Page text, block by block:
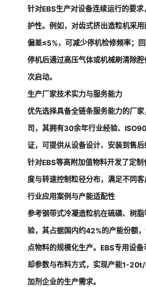
针对EBS生产对设备连续运行的要
护性。例如，对齿式挤出造粒机采
偏差≤5%，可减少停机检修频率；
停机后通过高压气体或机械刷清除
次启动。
生产厂家技术实力与服务能力
优先选择具备全链条服务能力的厂
司，其拥有30余年行业经验、
证，可提供从设备设计、安装到售
针对EBS等高附加值物料开发了定
度与转速控制粒径分布，满足不同客
行业应用案例与产能适配性
参考钢带式冷凝造粒机在硫磺、树
验，其占据国内约42%的产能份额
点物料的规模化生产。EBS专用设
却参数与布料方式，实现产能1-
加剂企业的生产需求。